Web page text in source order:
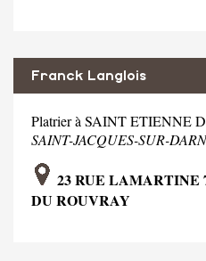
Franck Langlois
Platrier à SAINT ETIENNE
SAINT-JACQUES-SUR-
23 RUE LAMARTINE
DU ROUVRAY